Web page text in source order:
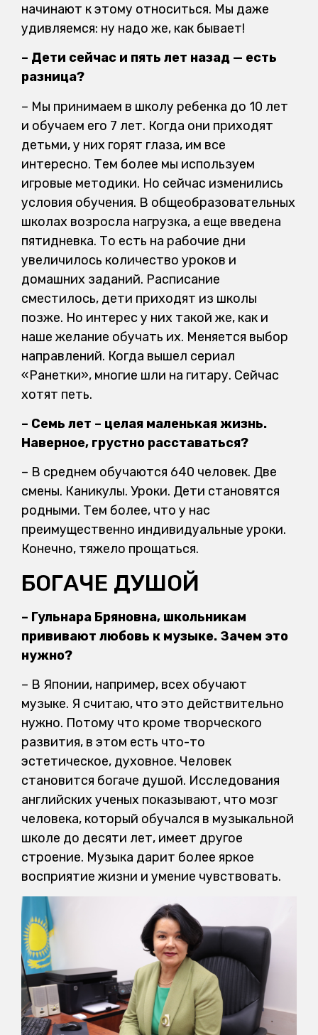
начинают к этому относиться. Мы даже
удивляемся: ну надо же, как бывает!
– Дети сейчас и пять лет назад — есть
разница?
– Мы принимаем в школу ребенка до 10 лет
и обучаем его 7 лет. Когда они приходят
детьми, у них горят глаза, им все
интересно. Тем более мы используем
игровые методики. Но сейчас изменились
условия обучения. В общеобразовательных
школах возросла нагрузка, а еще введена
пятидневка. То есть на рабочие дни
увеличилось количество уроков и
домашних заданий. Расписание
сместилось, дети приходят из школы
позже. Но интерес у них такой же, как и
наше желание обучать их. Меняется выбор
направлений. Когда вышел сериал
«Ранетки», многие шли на гитару. Сейчас
хотят петь.
– Семь лет – целая маленькая жизнь.
Наверное, грустно расставаться?
– В среднем обучаются 640 человек. Две
смены. Каникулы. Уроки. Дети становятся
родными. Тем более, что у нас
преимущественно индивидуальные уроки.
Конечно, тяжело прощаться.
БОГАЧЕ ДУШОЙ
– Гульнара Бряновна, школьникам
прививают любовь к музыке. Зачем это
нужно?
– В Японии, например, всех обучают
музыке. Я считаю, что это действительно
нужно. Потому что кроме творческого
развития, в этом есть что-то
эстетическое, духовное. Человек
становится богаче душой. Исследования
английских ученых показывают, что мозг
человека, который обучался в музыкальной
школе до десяти лет, имеет другое
строение. Музыка дарит более яркое
восприятие жизни и умение чувствовать.